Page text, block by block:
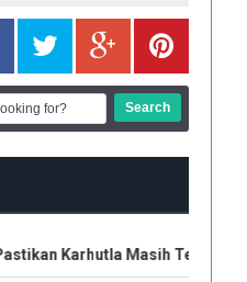
Karhutla Masih Terkendali